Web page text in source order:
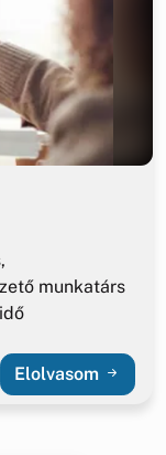
munkatárs
Elolvasom